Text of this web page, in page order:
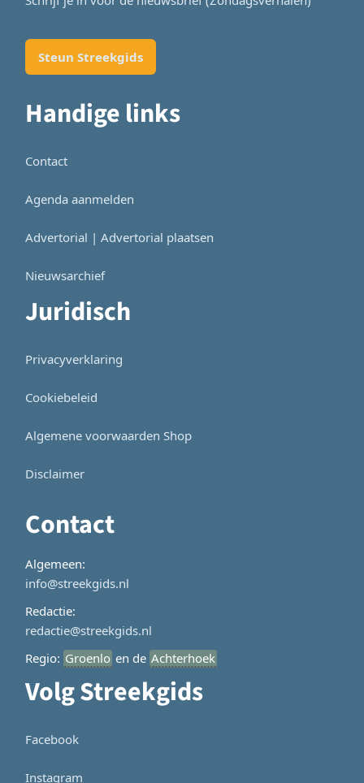
Steun Streekgids
Handige links
Contact
Agenda aanmelden
Advertorial | Advertorial plaatsen
Nieuwsarchief
Juridisch
Privacyverklaring
Cookiebeleid
Algemene voorwaarden Shop
Disclaimer
Contact
Algemeen:
info@streekgids.nl
Redactie:
redactie@streekgids.nl
Regio: Groenlo en de Achterhoek
Volg Streekgids
Facebook
Instagram